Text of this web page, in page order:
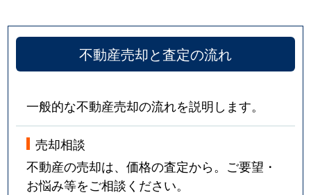
不動産売却と査定の流れ
一般的な不動産売却の流れを説明します。
売却相談
不動産の売却は、価格の査定から。ご要望・
お悩み等をご相談ください。